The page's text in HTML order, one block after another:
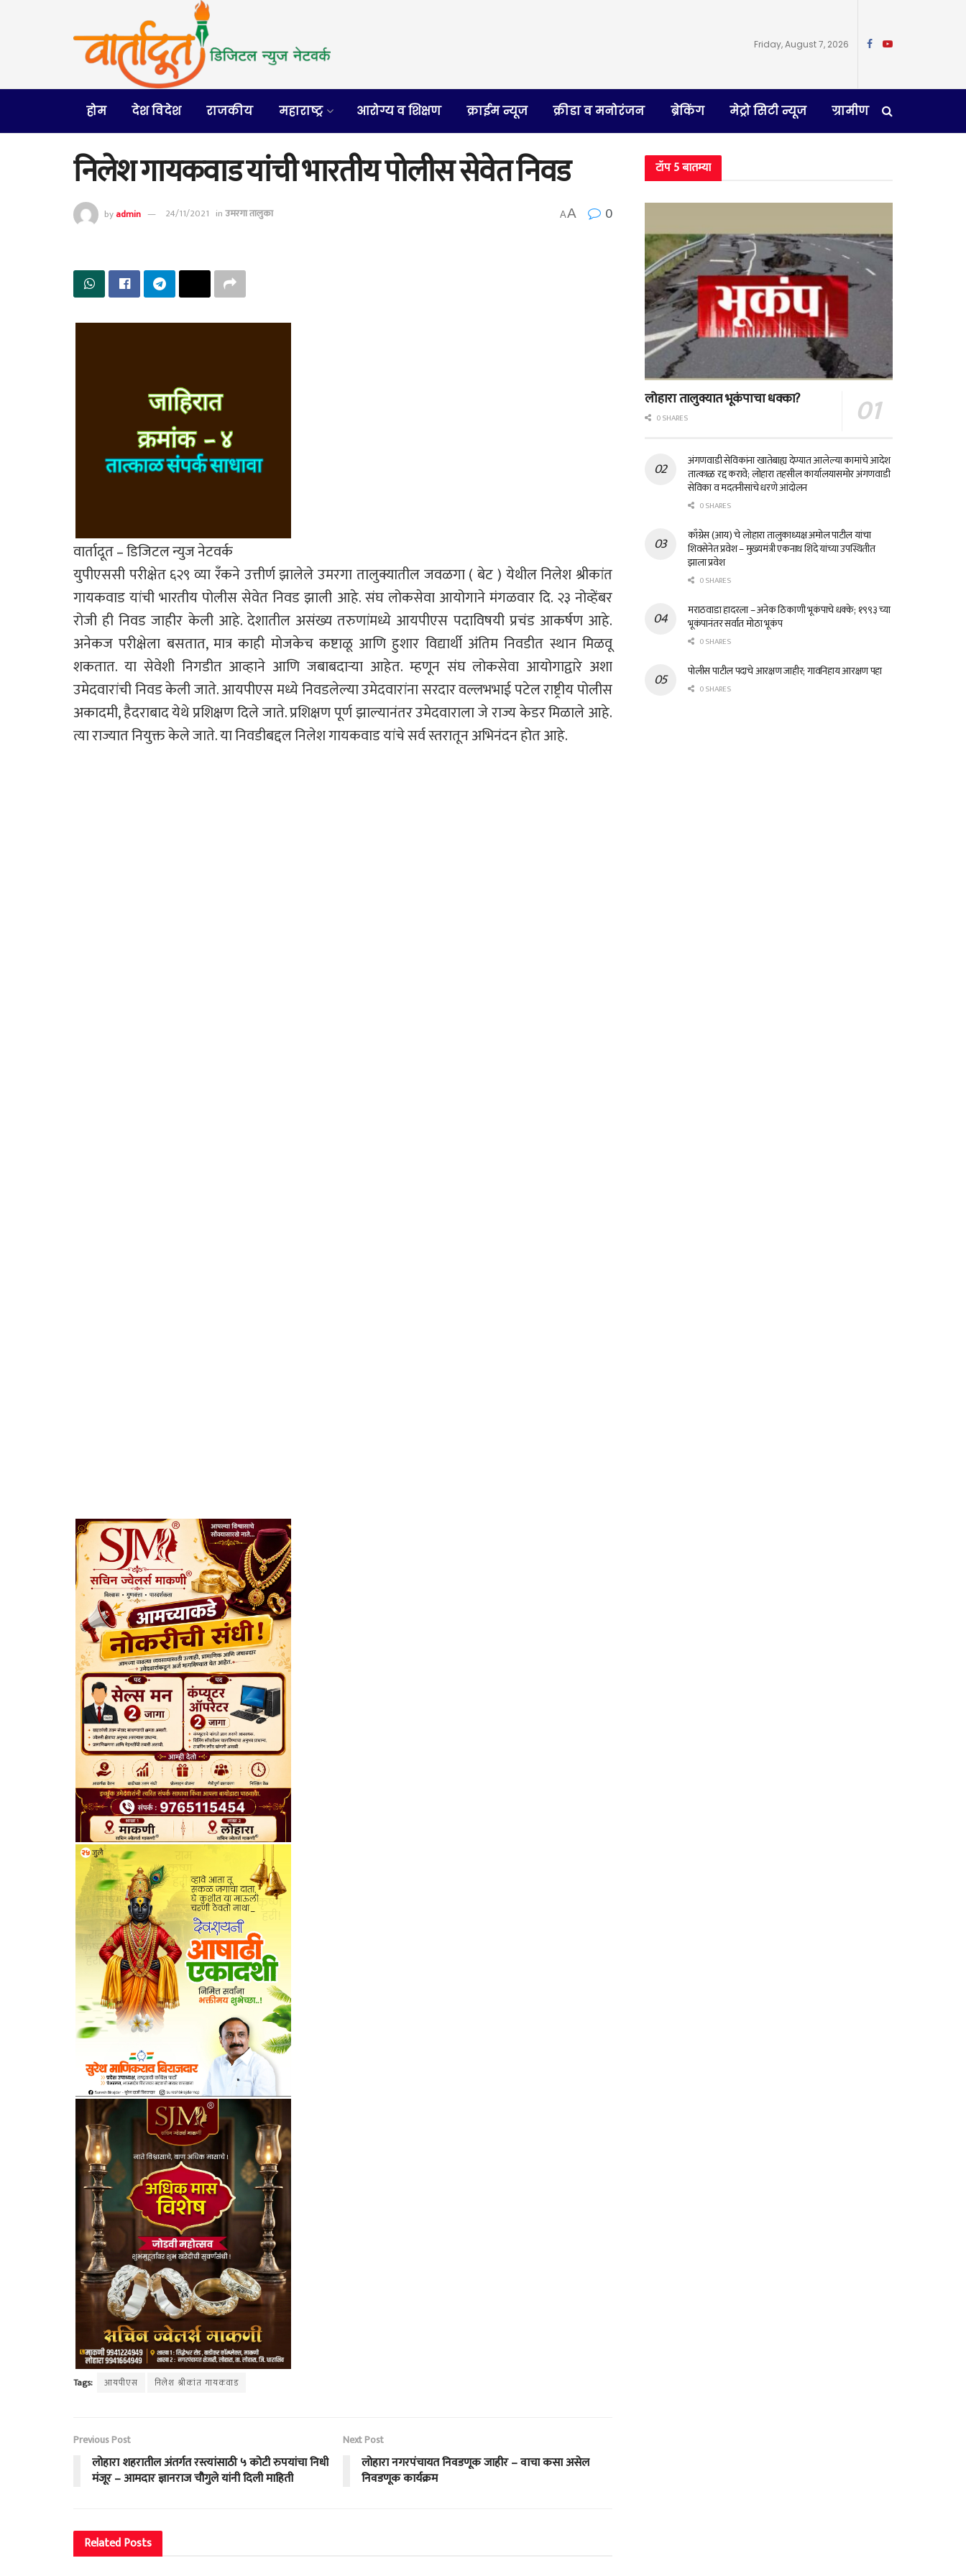
Friday, August 7, 2026
होम देश विदेश राजकीय महाराष्ट्र आरोग्य व शिक्षण क्राईम न्यूज क्रीडा व मनोरंजन ब्रेकिंग मेट्रो सिटी न्यूज ग्रामीण
निलेश गायकवाड यांची भारतीय पोलीस सेवेत निवड
byadmin 24/11/2021 inउमरगा तालुका AA 0
वार्तादूत – डिजिटल न्युज नेटवर्क
युपीएससी परीक्षेत ६२९ व्या रँकने उत्तीर्ण झालेले उमरगा तालुक्यातील जवळगा ( बेट ) येथील निलेश श्रीकांत
गायकवाड यांची भारतीय पोलीस सेवेत निवड झाली आहे. संघ लोकसेवा आयोगाने मंगळवार दि. २३ नोव्हेंबर
रोजी ही निवड जाहीर केली आहे. देशातील असंख्य तरुणांमध्ये आयपीएस पदाविषयी प्रचंड आकर्षण आहे.
अनेकज परीक्षेला बसतात, मात्र काही मोजकेच कष्टाळू आणि हुशार विद्यार्थी अंतिम निवडीत स्थान मिळवू
शकतात. या सेवेशी निगडीत आव्हाने आणि जबाबदाऱ्या आहेत. म्हणून संघ लोकसेवा आयोगाद्वारे अशा
उमेदवारांची निवड केली जाते. आयपीएस मध्ये निवडलेल्या उमेदवारांना सरदार वल्लभभाई पटेल राष्ट्रीय पोलीस
अकादमी, हैदराबाद येथे प्रशिक्षण दिले जाते. प्रशिक्षण पूर्ण झाल्यानंतर उमेदवाराला जे राज्य केडर मिळाले आहे.
त्या राज्यात नियुक्त केले जाते. या निवडीबद्दल निलेश गायकवाड यांचे सर्व स्तरातून अभिनंदन होत आहे.
Tags: आयपीएस निलेश श्रीकांत गायकवाड
Previous Post
लोहारा शहरातील अंतर्गत रस्त्यांसाठी ५ कोटी रुपयांचा निधी
मंजूर – आमदार ज्ञानराज चौगुले यांनी दिली माहिती
Next Post
लोहारा नगरपंचायत निवडणूक जाहीर – वाचा कसा असेल
निवडणूक कार्यक्रम
RelatedPosts
टॉप 5 बातम्या
लोहारा तालुक्यात भूकंपाचा धक्का?
0 SHARES
अंगणवाडी सेविकांना खातेबाह्य देण्यात आलेल्या कामांचे आदेश
तात्काळ रद्द करावे; लोहारा तहसील कार्यालयासमोर अंगणवाडी
सेविका व मदतनीसांचे धरणे आंदोलन
0 SHARES
काँग्रेस (आय) चे लोहारा तालुकाध्यक्ष अमोल पाटील यांचा
शिवसेनेत प्रवेश – मुख्यमंत्री एकनाथ शिंदे यांच्या उपस्थितीत
झाला प्रवेश
0 SHARES
मराठवाडा हादरला – अनेक ठिकाणी भूकंपाचे धक्के; १९९३ च्या
भूकंपानंतर सर्वात मोठा भूकंप
0 SHARES
पोलीस पाटील पदाचे आरक्षण जाहीर; गावनिहाय आरक्षण पहा
0 SHARES